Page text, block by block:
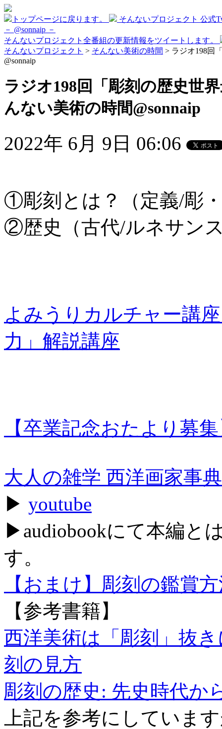
トップページに戻ります。
そんないプロジェクト 公式
－ @sonnaip －
そんないプロジェクト全番組の更新情報をツイートします。
そんないプロジェクト > そんない美術の時間 > ラジオ198回
@sonnaip
ラジオ198回「彫刻の歴史世
んない美術の時間@sonnaip
2022年 6月 9日 06:06
①彫刻とは？（定義/彫
②歴史（古代/ルネサン
よみうりカルチャー講
力」解説講座
【卒業記念おたより募
大人の雑学 西洋画家事典
▶ youtube
▶audiobookにて本編と
す。
【おまけ】彫刻の鑑賞
【参考書籍】
西洋美術は「彫刻」抜
刻の見方
彫刻の歴史: 先史時代か
上記を参考にしていま